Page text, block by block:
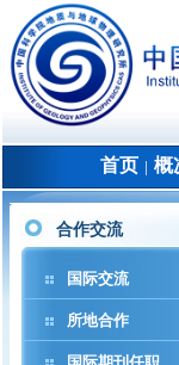
首页 概
合作交流
国际交流
所地合作